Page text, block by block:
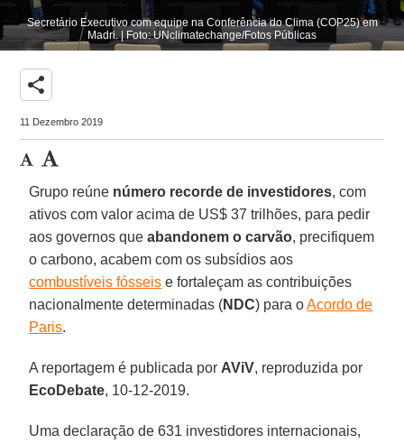
Secretário Executivo com equipe na Conferência do Clima (COP25) em
Madri. | Foto: UNclimatechange/Fotos Públicas
share
11 Dezembro 2019
Grupo reúne número recorde de investidores, com
ativos com valor acima de US$ 37 trilhões, para pedir
aos governos queabandonem o carvão, precifiquem
o carbono, acabem com os subsídios aos
combustíveis fósseis e fortaleçam as contribuições
nacionalmente determinadas (NDC) para oAcordo de
Paris.
A reportagem é publicada por AViV, reproduzida por
EcoDebate, 10-12-2019.
Uma declaração de 631 investidores internacionais,